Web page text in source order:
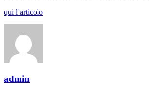
qui l’articolo
admin